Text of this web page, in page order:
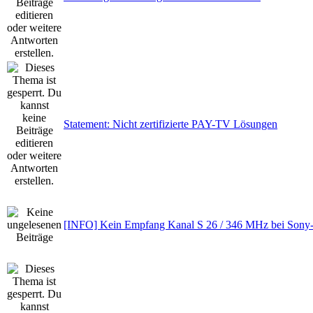
Statement: Nicht zertifizierte PAY-TV Lösungen
[INFO] Kein Empfang Kanal S 26 / 346 MHz bei